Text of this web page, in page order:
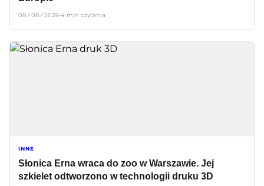
08 / 08 / 2026•4 min czytania
INNE
Słonica Erna wraca do zoo w Warszawie. Jej
szkielet odtworzono w technologii druku 3D